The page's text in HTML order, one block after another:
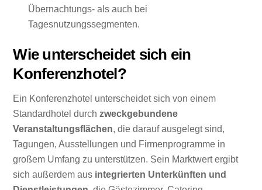
Übernachtungs- als auch bei
Tagesnutzungssegmenten.
Wie unterscheidet sich ein
Konferenzhotel?
Ein Konferenzhotel unterscheidet sich von einem
Standardhotel durchzweckgebundene
Veranstaltungsflächen, die darauf ausgelegt sind,
Tagungen, Ausstellungen und Firmenprogramme in
großem Umfang zu unterstützen. Sein Marktwert ergibt
sich außerdem aus integrierten Unterkünften und